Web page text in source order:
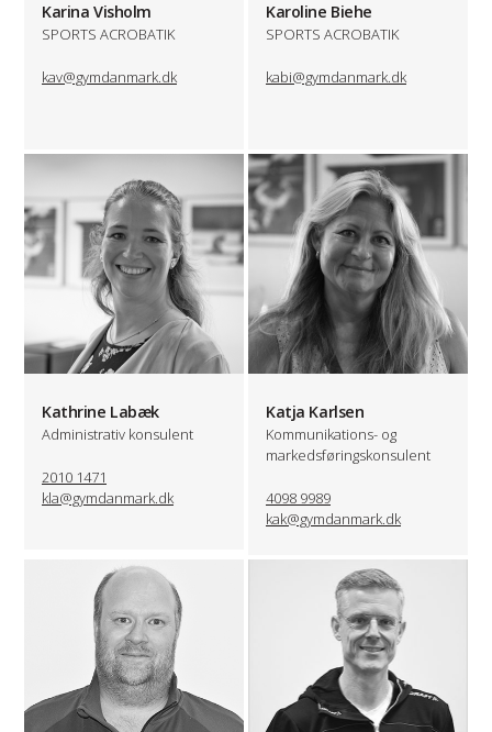
Karina Visholm
SPORTS ACROBATIK
kav@gymdanmark.dk
Karoline Biehe
SPORTS ACROBATIK
kabi@gymdanmark.dk
Kathrine Labæk
Administrativ konsulent
2010 1471
kla@gymdanmark.dk
Katja Karlsen
Kommunikations- og
markedsføringskonsulent
4098 9989
kak@gymdanmark.dk